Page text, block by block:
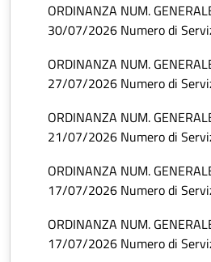
ORDINANZA NUM.
30/07/2026 Numero di
ORDINANZA NUM.
27/07/2026 Numero di
ORDINANZA NUM.
21/07/2026 Numero di
ORDINANZA NUM.
17/07/2026 Numero di
ORDINANZA NUM.
17/07/2026 Numero di